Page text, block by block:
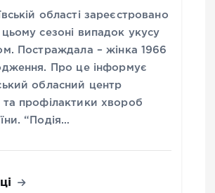
області зареєстровано
сезоні випадок укусу
Постраждала – жінка 1966
Про це інформує
обласний центр
профілактики хвороб
“Подія…